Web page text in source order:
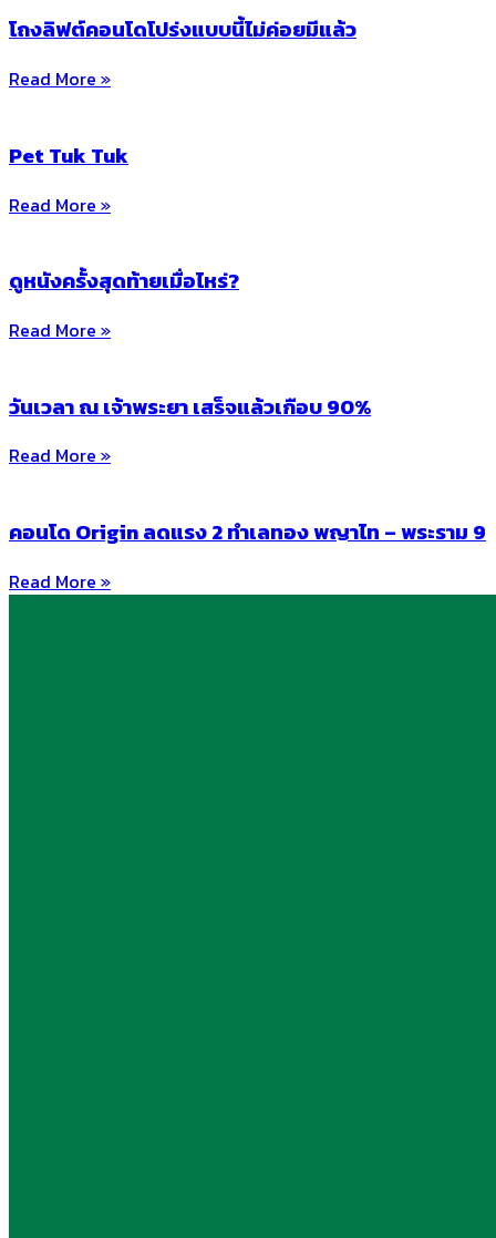
โถงลิฟต์คอนโดโปร่งแบบนี้ไม่ค่อยมีแล้ว
Read More »
Pet Tuk Tuk
Read More »
ดูหนังครั้งสุดท้ายเมื่อไหร่?
Read More »
วันเวลา ณ เจ้าพระยา เสร็จแล้วเกือบ 90%
Read More »
คอนโด Origin ลดแรง 2 ทำเลทอง พญาไท – พระราม 9
Read More »